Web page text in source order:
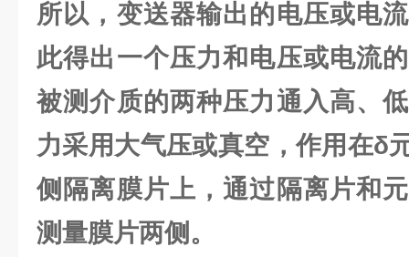
所以，变送器输出的电压或电
此得出一个压力和电压或电流
被测介质的两种压力通入高、
力采用大气压或真空，作用在δ
侧隔离膜片上，通过隔离片和
测量膜片两侧。